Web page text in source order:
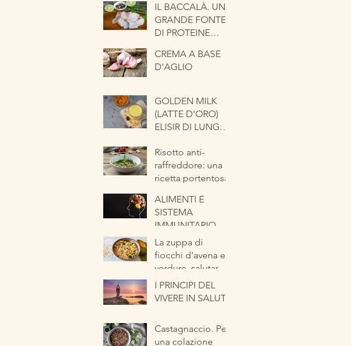
IL BACCALÀ. UNA
GRANDE FONTE
DI PROTEINE
CREMA A BASE
D'AGLIO
GOLDEN MILK
(LATTE D'ORO)
ELISIR DI LUNGA
Risotto anti-
raffreddore: una
ricetta portentosa
ALIMENTI E
SISTEMA
IMMUNITARIO
La zuppa di
fiocchi d'avena e
verdure, salutare
ed energetica
pronta in pochi
I PRINCIPI DEL
VIVERE IN SALUTE
Castagnaccio. Per
una colazione